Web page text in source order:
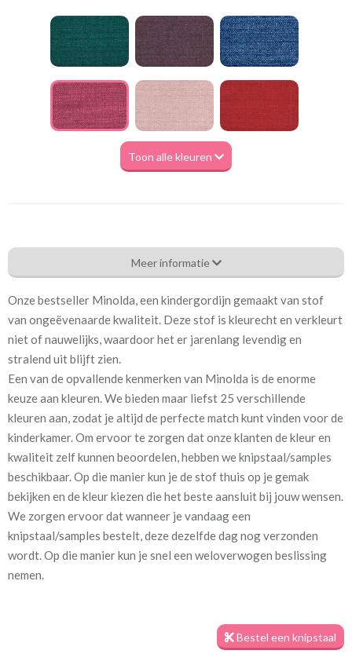
Toon alle kleuren
Gd_Zenith-201 Minolda fuchsia
Eigenschappen gordijnstof
Artikelnummer
Gd_Zenith-201 Minolda
Stofbreedte:
Mate van verduistering:
Geen (voering optioneel
tijdens bestelproces)
Meestal eerder, maar houd
rekening met
circa 1-2 weken
Materiaal: Katoen en polyester
Minolda is samengesteld uit katoen en polyester, wat zorgt voor
duurzaamheid en een zacht aanvoelende stof. Het rijke
Meer informatie
Onze bestseller Minolda, een kindergordijn gemaakt van stof
van ongeëvenaarde kwaliteit. Deze stof is kleurecht en verkleurt
niet of nauwelijks, waardoor het er jarenlang levendig en
stralend uit blijft zien.
Een van de opvallende kenmerken van Minolda is de enorme
keuze aan kleuren. We bieden maar liefst 25 verschillende
kleuren aan, zodat je altijd de perfecte match kunt vinden voor de
kinderkamer. Om ervoor te zorgen dat onze klanten de kleur en
kwaliteit zelf kunnen beoordelen, hebben we knipstaal/samples
beschikbaar. Op die manier kun je de stof thuis op je gemak
bekijken en de kleur kiezen die het beste aansluit bij jouw wensen.
We zorgen ervoor dat wanneer je vandaag een
knipstaal/samples bestelt, deze dezelfde dag nog verzonden
wordt. Op die manier kun je snel een weloverwogen beslissing
nemen.
Bestel een knipstaal